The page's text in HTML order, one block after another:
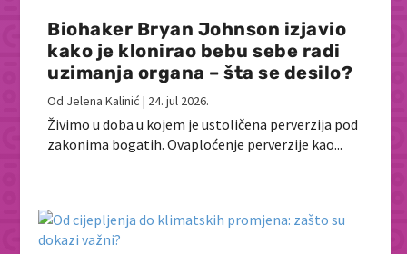
Biohaker Bryan Johnson izjavio
kako je klonirao bebu sebe radi
uzimanja organa – šta se desilo?
Od Jelena Kalinić | 24. jul 2026.
Živimo u doba u kojem je ustoličena perverzija pod
zakonima bogatih. Ovaploćenje perverzije kao...